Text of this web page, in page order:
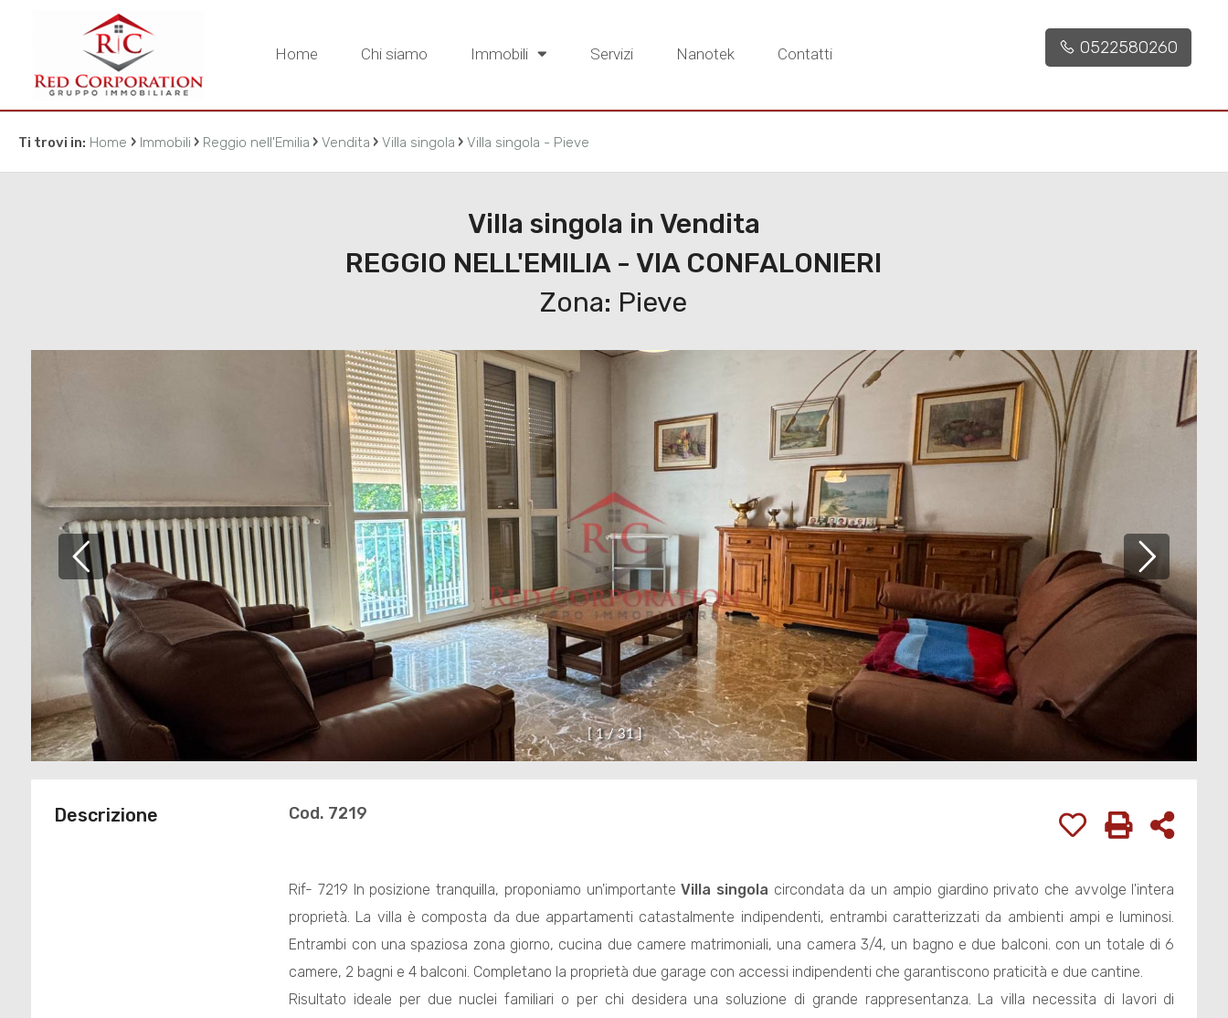
Home Chi siamo Immobili Servizi Nanotek Contatti 0522580260
Ti trovi in: Home › Immobili › Reggio nell'Emilia › Vendita › Villa singola › Villa singola - Pieve
Villa singola in Vendita
REGGIO NELL'EMILIA - VIA CONFALONIERI
Zona: Pieve
[ 1 / 31 ]
Descrizione Cod. 7219
Rif- 7219 In posizione tranquilla, proponiamo un'importanteVilla singola circondata da un ampio giardino privato che avvolge l'intera
proprietà. La villa è composta da due appartamenti catastalmente indipendenti, entrambi caratterizzati da ambienti ampi e luminosi.
Entrambi con una spaziosa zona giorno, cucina due camere matrimoniali, una camera 3/4, un bagno e due balconi. con un totale di 6
camere, 2 bagni e 4 balconi. Completano la proprietà due garage con accessi indipendenti che garantiscono praticità e due cantine.
Risultato ideale per due nuclei familiari o per chi desidera una soluzione di grande rappresentanza. La villa necessita di lavori di